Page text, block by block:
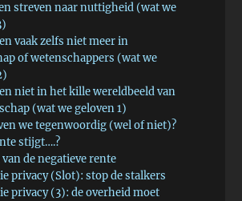
streven naar nuttigheid (wat we
vaak zelfs niet meer in
of wetenschappers (wat we
niet in het kille wereldbeeld van
(wat we geloven 1)
we tegenwoordig (wel of niet)?
stijgt….?
de negatieve rente
privacy (Slot): stop de stalkers
privacy (3): de overheid moet